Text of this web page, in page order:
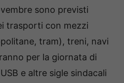
sono previsti
trasporti con mezzi
tram), treni, navi
per la giornata di
e altre sigle sindacali